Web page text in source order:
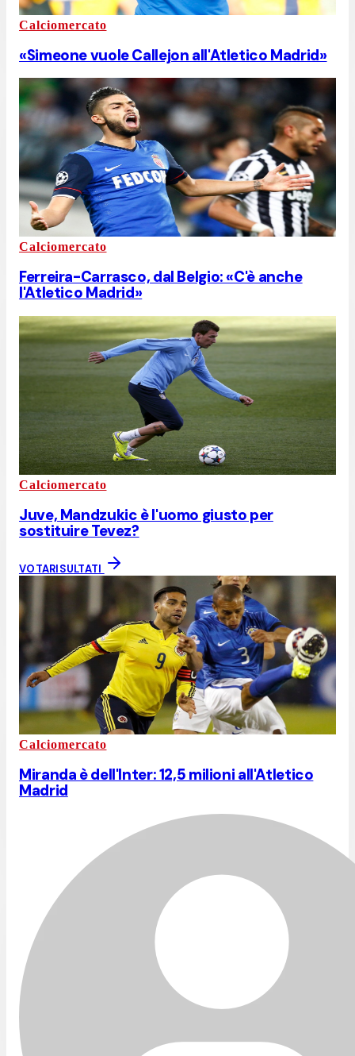
Calciomercato
«Simeone vuole Callejon all'Atletico Madrid»
Calciomercato
Ferreira-Carrasco, dal Belgio: «C'è anche
l'Atletico Madrid»
Calciomercato
Juve, Mandzukic è l'uomo giusto per
sostituire Tevez?
VOTARISULTATI
Calciomercato
Miranda è dell'Inter: 12,5 milioni all'Atletico
Madrid